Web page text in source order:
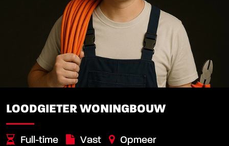
LOODGIETER WONINGBOUW
Full-time Vast
Opmeer